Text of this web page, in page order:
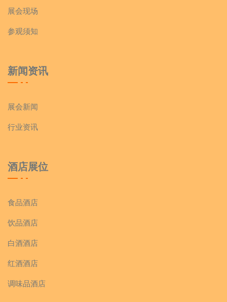
展会现场
参观须知
新闻资讯
展会新闻
行业资讯
酒店展位
食品酒店
饮品酒店
白酒酒店
红酒酒店
调味品酒店